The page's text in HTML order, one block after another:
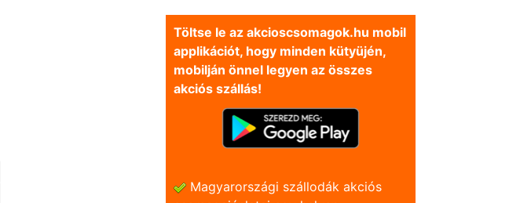
Töltse le az akcioscsomagok.hu mobil
applikációt, hogy minden kütyüjén,
mobilján önnel legyen az összes
akciós szállás!
Magyarországi szállodák akciós